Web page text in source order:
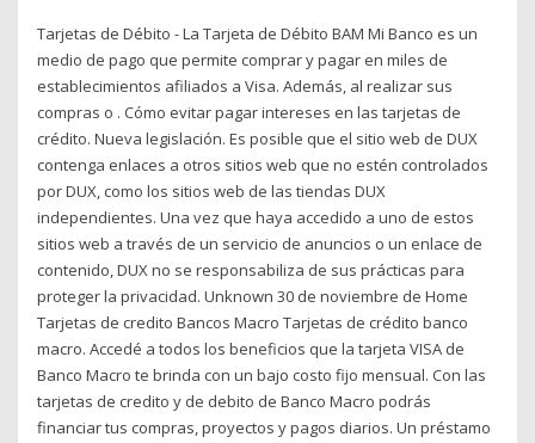
Tarjetas de Débito - La Tarjeta de Débito BAM Mi Banco es un
medio de pago que permite comprar y pagar en miles de
establecimientos afiliados a Visa. Además, al realizar sus
compras o . Cómo evitar pagar intereses en las tarjetas de
crédito. Nueva legislación. Es posible que el sitio web de DUX
contenga enlaces a otros sitios web que no estén controlados
por DUX, como los sitios web de las tiendas DUX
independientes. Una vez que haya accedido a uno de estos
sitios web a través de un servicio de anuncios o un enlace de
contenido, DUX no se responsabiliza de sus prácticas para
proteger la privacidad. Unknown 30 de noviembre de Home
Tarjetas de credito Bancos Macro Tarjetas de crédito banco
macro. Accedé a todos los beneficios que la tarjeta VISA de
Banco Macro te brinda con un bajo costo fijo mensual. Con las
tarjetas de credito y de debito de Banco Macro podrás
financiar tus compras, proyectos y pagos diarios. Un préstamo